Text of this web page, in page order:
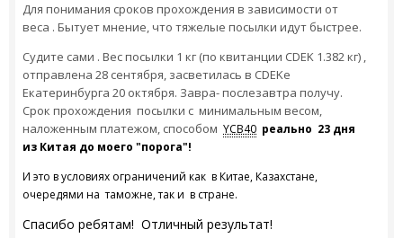
Для понимания сроков прохождения в зависимости от
веса . Бытует мнение, что тяжелые посылки идут быстрее.
Судите сами . Вес посылки 1 кг (по квитанции CDEK 1.382 кг) ,
отправлена 28 сентября, засветилась в CDEKе
Екатеринбурга 20 октября. Завра- послезавтра получу.
Срок прохождения посылки с минимальным весом,
наложенным платежом, способом YCB40 реально 23 дня
из Китая до моего "порога"!
И это в условиях ограничений как в Китае, Казахстане,
очередями на таможне, так и в стране.
Спасибо ребятам! Отличный результат!